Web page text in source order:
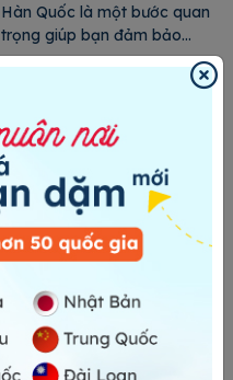
Hàn Quốc là một bước quan
trọng giúp bạn đảm bảo
tuân thủ quy định lưu trú tại
đất nước này. Trong bài viết
bạn từng bước để kiểm tra
và thực hiện gia hạn visa
một cách dễ dàng và nhanh
chóng. […]
Kinh nghiệm vàng xin
Visa du lịch Hàn Quốc
tự túc
Visa du lịch Hàn Quốc (C-3-
9) tự túc là giấy phép nhập